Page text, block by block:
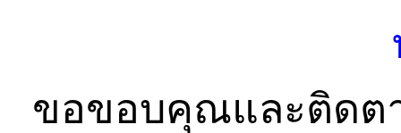
ขอขอบคุณและติดต